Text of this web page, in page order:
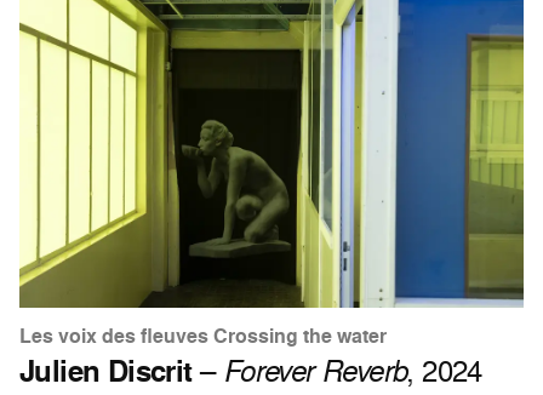
Les voix des fleuves Crossing the water
Julien Discrit– Forever Reverb, 2024